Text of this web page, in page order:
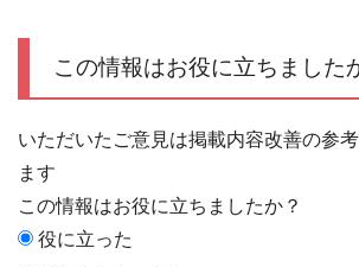
この情報はお役に立ちました
いただいたご意見は掲載内容改善の参
ます
この情報はお役に立ちましたか？
役に立った